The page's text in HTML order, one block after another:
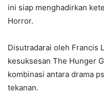
ini siap menghadirkan
Horror.
Disutradarai oleh Francis
kesuksesan The Hunger
kombinasi antara drama
tekanan.